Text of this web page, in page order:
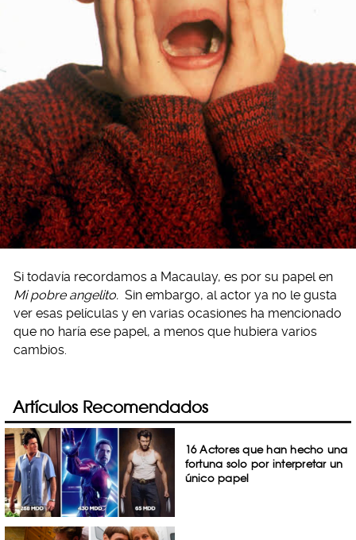
Si todavía recordamos a Macaulay, es por su papel en
Mi pobre angelito. Sin embargo, al actor ya no le gusta
ver esas películas y en varias ocasiones ha mencionado
que no haría ese papel, a menos que hubiera varios
cambios.
Artículos Recomendados
16 Actores que han hecho una
fortuna solo por interpretar un
único papel